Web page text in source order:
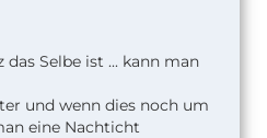
Selbe ist ... kann man
und wenn dies noch um
eine Nachticht